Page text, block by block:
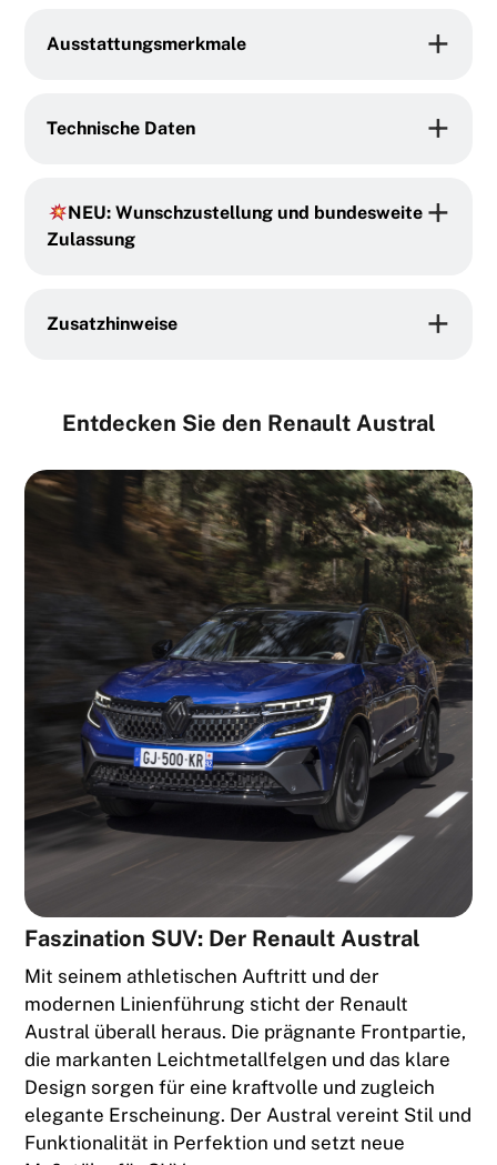
Ausstattungsmerkmale
Technische Daten
NEU: Wunschzustellung und bundesweite
Zulassung
Zusatzhinweise
Entdecken Sie den Renault Austral
Faszination SUV: Der Renault Austral
Mit seinem athletischen Auftritt und der
modernen Linienführung sticht der Renault
Austral überall heraus. Die prägnante Frontpartie,
die markanten Leichtmetallfelgen und das klare
Design sorgen für eine kraftvolle und zugleich
elegante Erscheinung. Der Austral vereint Stil und
Funktionalität in Perfektion und setzt neue